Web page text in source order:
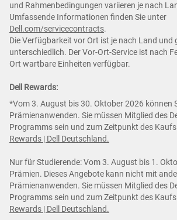
und Rahmenbedingungen variieren je nach
Umfassende Informationen finden Sie unter
Dell.com/servicecontracts.
Die Verfügbarkeit vor Ort ist je nach Land und
unterschiedlich. Der Vor-Ort-Service ist nach
Ort wartbare Einheiten verfügbar.
Dell Rewards:
*Vom 3. August bis 30. Oktober 2026 können
Prämienanwenden. Sie müssen Mitglied des
Programms sein und zum Zeitpunkt des
Rewards | Dell Deutschland.
Nur für Studierende: Vom 3. August bis 1.
Prämien. Dieses Angebote kann nicht mit
Prämienanwenden. Sie müssen Mitglied des
Programms sein und zum Zeitpunkt des
Rewards | Dell Deutschland.